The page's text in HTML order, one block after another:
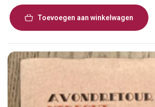
Toevoegen aan winkelwagen